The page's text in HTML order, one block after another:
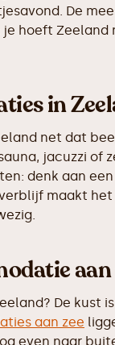
De
hoeft
in
net dat
jacuzzi
denk aan
maakt
aan
De
aan zee
even naar